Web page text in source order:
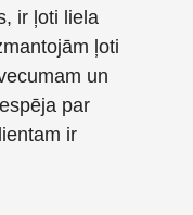
ir ļoti liela
ļoti
un
par
ir